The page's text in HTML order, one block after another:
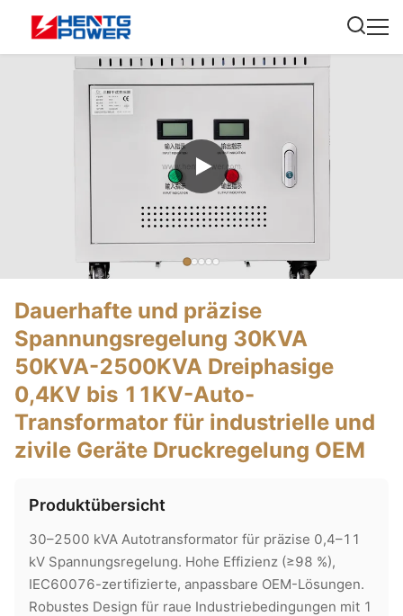
Dauerhafte und präzise
Spannungsregelung 30KVA
50KVA-2500KVA Dreiphasige
0,4KV bis 11KV-Auto-
Transformator für industrielle und
zivile Geräte Druckregelung OEM
Produktübersicht
30–2500 kVA Autotransformator für präzise 0,4–11
kV Spannungsregelung. Hohe Effizienz (≥98 %),
IEC60076-zertifizierte, anpassbare OEM-Lösungen.
Robustes Design für raue Industriebedingungen mit 1